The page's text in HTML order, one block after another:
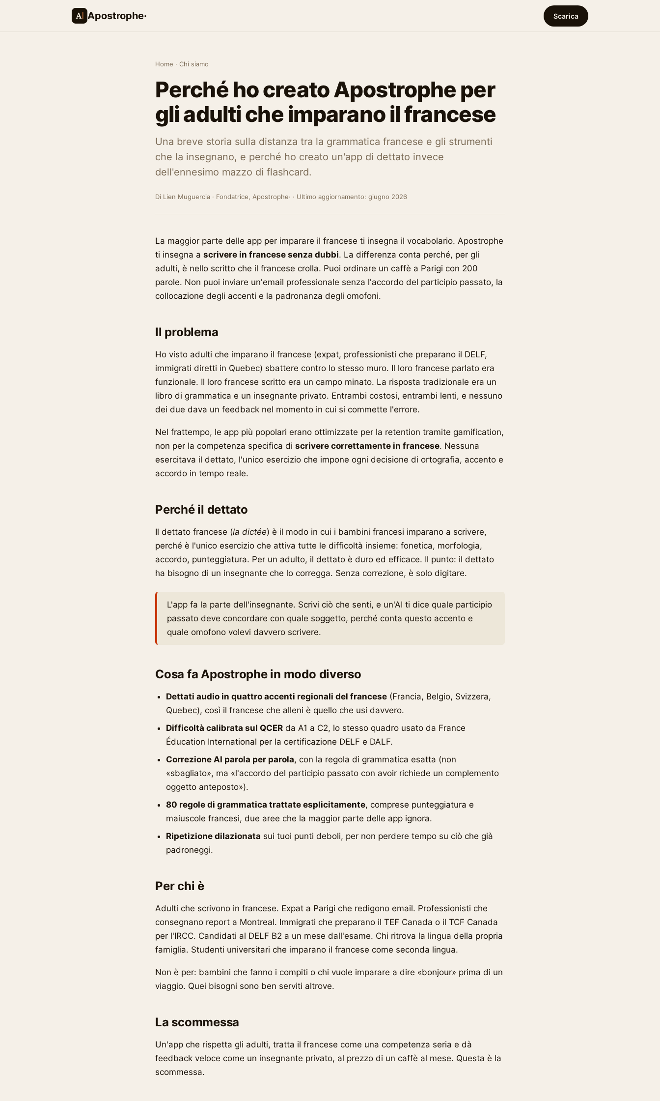
Apostrophe· Scarica
Home · Chi siamo
Perché ho creato Apostrophe per
gli adulti che imparano il francese
Una breve storia sulla distanza tra la grammatica francese e gli strumenti
che la insegnano, e perché ho creato un'app di dettato invece
dell'ennesimo mazzo di flashcard.
Di Lien Muguercia · Fondatrice, Apostrophe· · Ultimo aggiornamento: giugno 2026
La maggior parte delle app per imparare il francese ti insegna il vocabolario. Apostrophe
ti insegna a scrivere in francese senza dubbi. La differenza conta perché, per gli
adulti, è nello scritto che il francese crolla. Puoi ordinare un caffè a Parigi con 200
parole. Non puoi inviare un'email professionale senza l'accordo del participio passato, la
collocazione degli accenti e la padronanza degli omofoni.
Il problema
Ho visto adulti che imparano il francese (expat, professionisti che preparano il DELF,
immigrati diretti in Quebec) sbattere contro lo stesso muro. Il loro francese parlato era
funzionale. Il loro francese scritto era un campo minato. La risposta tradizionale era un
libro di grammatica e un insegnante privato. Entrambi costosi, entrambi lenti, e nessuno
dei due dava un feedback nel momento in cui si commette l'errore.
Nel frattempo, le app più popolari erano ottimizzate per la retention tramite gamification,
non per la competenza specifica di scrivere correttamente in francese. Nessuna
esercitava il dettato, l'unico esercizio che impone ogni decisione di ortografia, accento e
accordo in tempo reale.
Perché il dettato
Il dettato francese (la dictée) è il modo in cui i bambini francesi imparano a scrivere,
perché è l'unico esercizio che attiva tutte le difficoltà insieme: fonetica, morfologia,
accordo, punteggiatura. Per un adulto, il dettato è duro ed efficace. Il punto: il dettato
ha bisogno di un insegnante che lo corregga. Senza correzione, è solo digitare.
L'app fa la parte dell'insegnante. Scrivi ciò che senti, e un'AI ti dice quale participio
passato deve concordare con quale soggetto, perché conta questo accento e
quale omofono volevi davvero scrivere.
Cosa fa Apostrophe in modo diverso
Dettati audio in quattro accenti regionali del francese (Francia, Belgio, Svizzera,
Quebec), così il francese che alleni è quello che usi davvero.
Difficoltà calibrata sul QCER da A1 a C2, lo stesso quadro usato da France
Éducation International per la certificazione DELF e DALF.
Correzione AI parola per parola, con la regola di grammatica esatta (non
«sbagliato», ma «l'accordo del participio passato con avoir richiede un complemento
oggetto anteposto»).
80 regole di grammatica trattate esplicitamente, comprese punteggiatura e
maiuscole francesi, due aree che la maggior parte delle app ignora.
Ripetizione dilazionata sui tuoi punti deboli, per non perdere tempo su ciò che già
padroneggi.
Per chi è
Adulti che scrivono in francese. Expat a Parigi che redigono email. Professionisti che
consegnano report a Montreal. Immigrati che preparano il TEF Canada o il TCF Canada
per l'IRCC. Candidati al DELF B2 a un mese dall'esame. Chi ritrova la lingua della propria
famiglia. Studenti universitari che imparano il francese come seconda lingua.
Non è per: bambini che fanno i compiti o chi vuole imparare a dire «bonjour» prima di un
viaggio. Quei bisogni sono ben serviti altrove.
La scommessa
Un'app che rispetta gli adulti, tratta il francese come una competenza seria e dà
feedback veloce come un insegnante privato, al prezzo di un caffè al mese. Questa è la
scommessa.